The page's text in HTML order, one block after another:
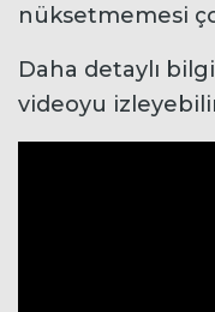
nüksetmemesi
Daha detaylı
videoyu